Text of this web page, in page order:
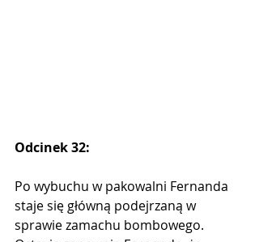
Odcinek 32:
Po wybuchu w pakowalni Fernanda
staje się główną podejrzaną w
sprawie zamachu bombowego.